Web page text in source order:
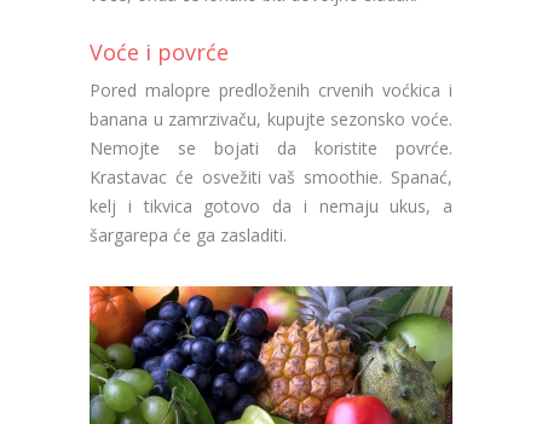
Voće i povrće
Pored malopre predloženih crvenih voćkica i
banana u zamrzivaču, kupujte sezonsko voće.
Nemojte se bojati da koristite povrće.
Krastavac će osvežiti vaš smoothie. Spanać,
kelj i tikvica gotovo da i nemaju ukus, a
šargarepa će ga zasladiti.